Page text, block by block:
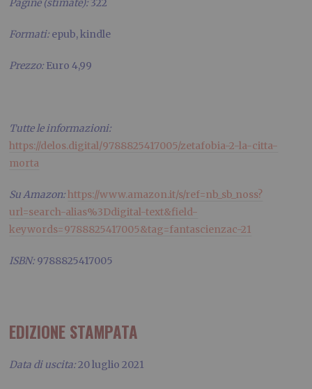
Pagine (stimate): 322
Formati: epub, kindle
Prezzo: Euro 4,99
Tutte le informazioni:
https://delos.digital/9788825417005/zetafobia-2-la-citta-
morta
Su Amazon:https://www.amazon.it/s/ref=nb_sb_noss?
url=search-alias%3Ddigital-text&field-
keywords=9788825417005&tag=fantascienzac-21
ISBN: 9788825417005
EDIZIONE STAMPATA
Data di uscita:20 luglio 2021